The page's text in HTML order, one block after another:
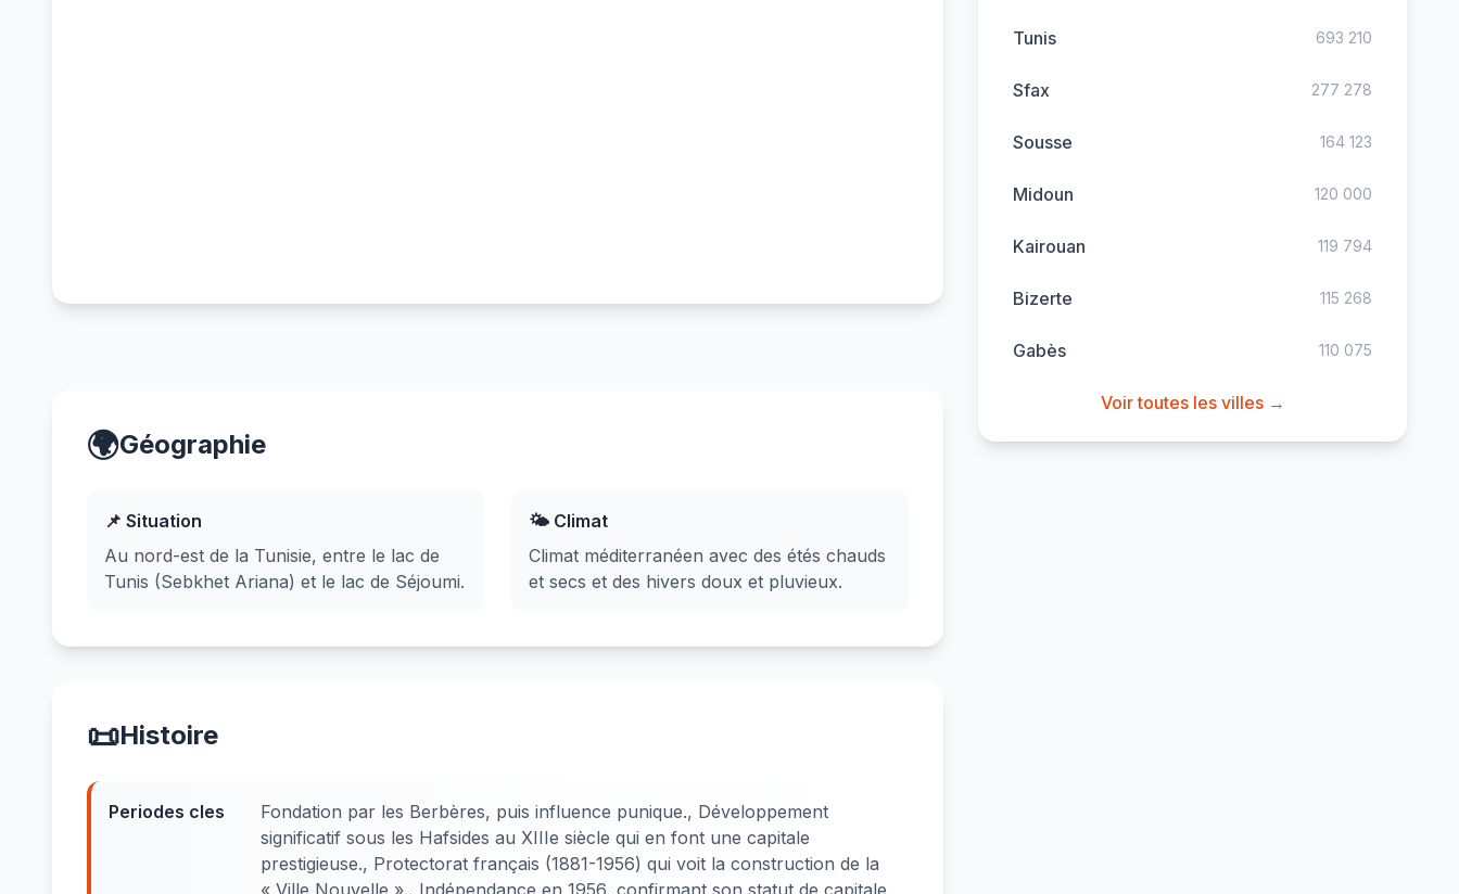
🌍Géographie
📌 Situation
Au nord-est de la Tunisie, entre le lac de
Tunis (Sebkhet Ariana) et le lac de Séjoumi.
🌤️ Climat
Climat méditerranéen avec des étés chauds
et secs et des hivers doux et pluvieux.
📜Histoire
Periodes cles
Fondation par les Berbères, puis influence punique., Développement
significatif sous les Hafsides au XIIIe siècle qui en font une capitale
prestigieuse., Protectorat français (1881-1956) qui voit la construction de la
« Ville Nouvelle »., Indépendance en 1956, confirmant son statut de capitale
Tunis 693 210
Sfax 277 278
Sousse 164 123
Midoun 120 000
Kairouan 119 794
Bizerte 115 268
Gabès 110 075
Voir toutes les villes →